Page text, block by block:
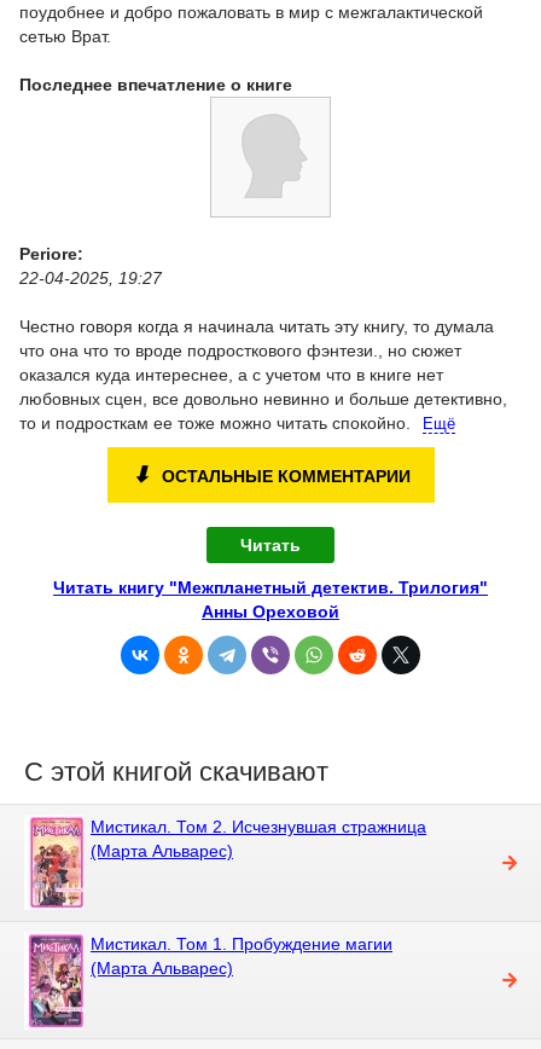
поудобнее и добро пожаловать в мир с межгалактической
сетью Врат.
Последнее впечатление о книге
Periore:
22-04-2025, 19:27
Честно говоря когда я начинала читать эту книгу, то думала
что она что то вроде подросткового фэнтези., но сюжет
оказался куда интереснее, а с учетом что в книге нет
любовных сцен, все довольно невинно и больше детективно,
то и подросткам ее тоже можно читать спокойно.
Ещё
⬇ ОСТАЛЬНЫЕ КОММЕНТАРИИ
Читать
Читать книгу "Межпланетный детектив. Трилогия"
Анны Ореховой
С этой книгой скачивают
Мистикал. Том 2. Исчезнувшая стражница
(Марта Альварес)
Мистикал. Том 1. Пробуждение магии
(Марта Альварес)